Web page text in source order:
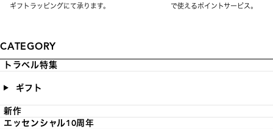
ギフトラッピングにて承ります。
で使えるポイントサービス。
CATEGORY
トラベル特集
ギフト
新作
エッセンシャル10周年